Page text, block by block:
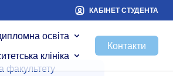
КАБІНЕТ СТУДЕНТА
освіта
клініка
Контакти
факультету